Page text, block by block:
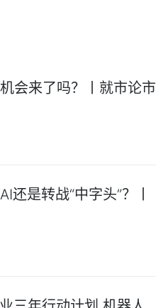
会来了吗？丨就市论市
是转战“中字头”？丨